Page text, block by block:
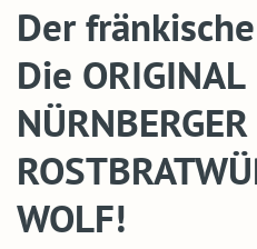
Der
Die ORIGINAL
NÜRNBERGER
WOLF!